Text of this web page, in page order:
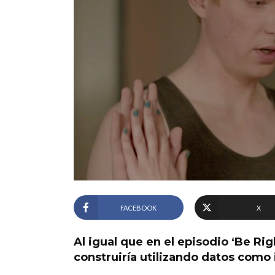
FACEBOOK X
Al igual que en el episodio ‘Be
construiría utilizando datos como